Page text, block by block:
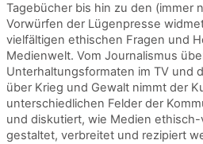
Tagebücher bis hin zu den (immer
Vorwürfen der Lügenpresse
vielfältigen ethischen Fragen und
Medienwelt. Vom Journalismus
Unterhaltungsformaten im TV und
über Krieg und Gewalt nimmt der
unterschiedlichen Felder der
und diskutiert, wie Medien
gestaltet, verbreitet und rezipiert